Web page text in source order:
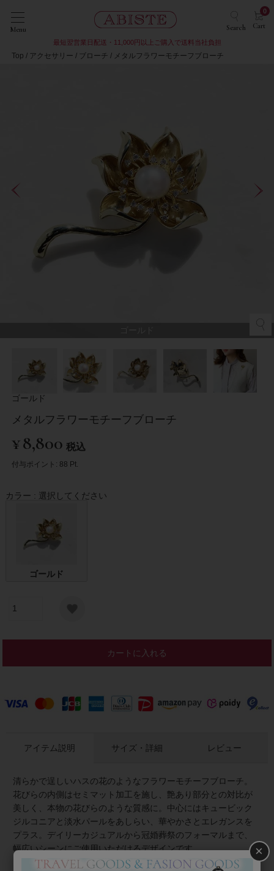
Menu Search Cart
0
最短翌営業日配送・11,000円以上ご購入で送料当社負担
Top アクセサリー ブローチ メタルフラワーモチーフブローチ
ゴールド
メタルフラワーモチーフブローチ
¥8,800 税込
付与ポイント: 88 Pt.
カラー 選択してください
ゴールド
カートに入れる
アイテム説明
清らかで逞しいハスの花のようなフラワーモチーフブローチ。
花びらの内側はセミマット加工を施し、艶あり部分との対比が
美しく、本物の花びらのような質感に。中心にはキュービック
ジルコニアと淡水パールをあしらい、華やかさとエレガンスを
プラス。デイリーカジュアルから冠婚葬祭のフォーマルまで、
幅広いシーンにご使用いただけるデザインです。
サイズ・詳細 レビュー
×